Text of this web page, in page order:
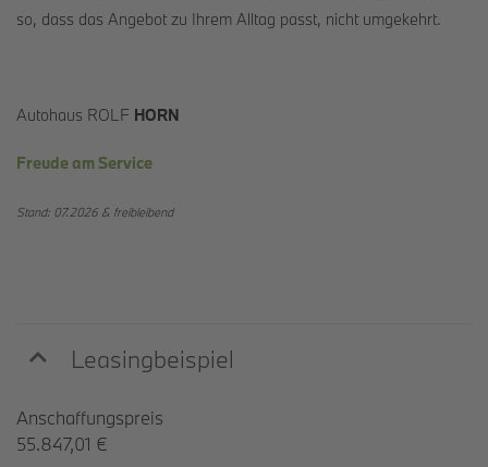
so, dass das Angebot zu Ihrem Alltag passt, nicht umgekehrt.
Autohaus ROLF HORN
Freude am Service
Stand: 07.2026 & freibleibend
Leasingbeispiel
Anschaffungspreis
55.847,01 €